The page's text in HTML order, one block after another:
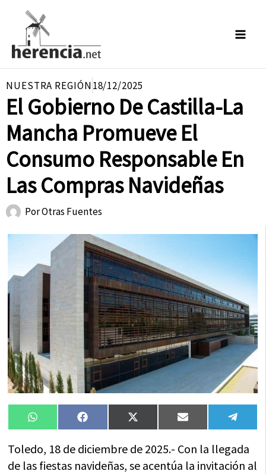
contenido
NUESTRA REGIÓN18/12/2025
El Gobierno De Castilla-La
Mancha Promueve El
Consumo Responsable En
Las Compras Navideñas
PorOtras Fuentes
Compartir
en
WhatsAppCompartir
en
FacebookCompartir
en
X
(Twitter)
Compartir
en
Email
en
Toledo, 18 de diciembre de 2025.- Con la llegada
de las fiestas navideñas, se acentúa la invitación al